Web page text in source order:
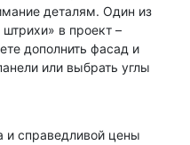
деталям. Один из
в проект –
дополнить фасад и
или выбрать углы
и справедливой цены